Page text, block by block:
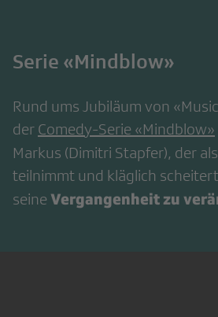
Serie «Mindblow»
Rund ums Jubiläum von
der Comedy-Serie «Mindblow»
Markus (Dimitri Stapfer), der als
teilnimmt und kläglich
seine Vergangenheit zu